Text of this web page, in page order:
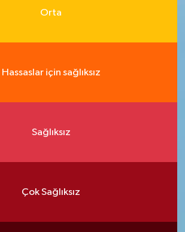
Orta
Hassaslar için sağlıksız
Sağlıksız
Çok Sağlıksız